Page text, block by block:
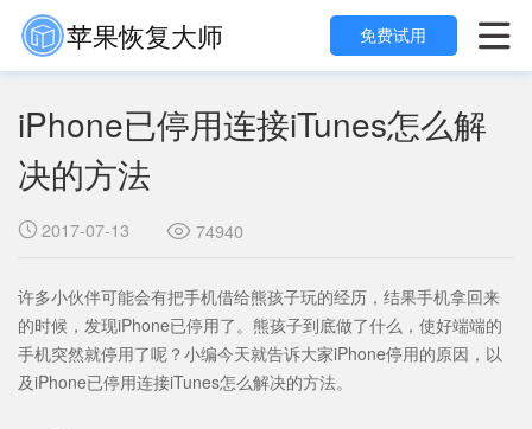
苹果恢复大师 
免费试用
iPhone已停用连接iTunes怎么解
决的方法
 2017-07-13  74940
许多小伙伴可能会有把手机借给熊孩子玩的经历，结果手机拿回来
的时候，发现iPhone已停用了。熊孩子到底做了什么，使好端端的
手机突然就停用了呢？小编今天就告诉大家iPhone停用的原因，以
及iPhone已停用连接iTunes怎么解决的方法。